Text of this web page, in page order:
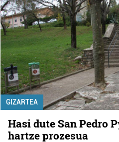
GIZARTEA
Hasi dute San Pedro
hartze prozesua